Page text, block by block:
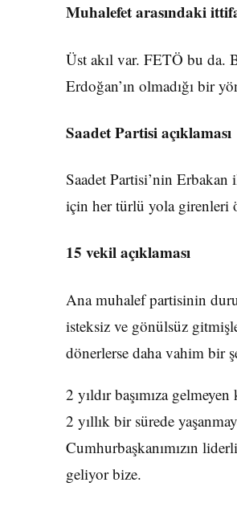
Muhalefet arasındaki
Üst akıl var. FETÖ bu da.
Erdoğan’ın olmadığı bir
Saadet Partisi açıklaması
Saadet Partisi’nin Erbakan
için her türlü yola girenleri
15 vekil açıklaması
Ana muhalef partisinin
isteksiz ve gönülsüz
dönerlerse daha vahim bir
2 yıldır başımıza
2 yıllık bir sürede
Cumhurbaşkanımızın
geliyor bize.